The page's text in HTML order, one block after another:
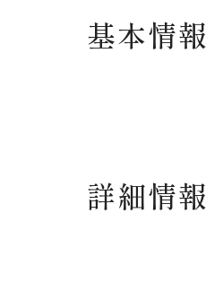
基本情報
詳細情報